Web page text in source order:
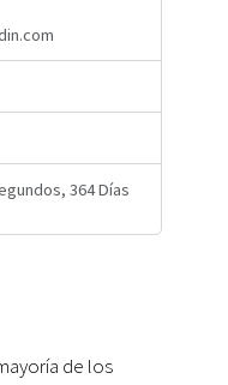
364 Días
de los